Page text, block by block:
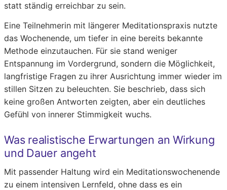
statt ständig erreichbar zu sein.
Eine Teilnehmerin mit längerer Meditationspraxis nutzte
das Wochenende, um tiefer in eine bereits bekannte
Methode einzutauchen. Für sie stand weniger
Entspannung im Vordergrund, sondern die Möglichkeit,
langfristige Fragen zu ihrer Ausrichtung immer wieder im
stillen Sitzen zu beleuchten. Sie beschrieb, dass sich
keine großen Antworten zeigten, aber ein deutliches
Gefühl von innerer Stimmigkeit wuchs.
Was realistische Erwartungen an Wirkung
und Dauer angeht
Mit passender Haltung wird ein Meditationswochenende
zu einem intensiven Lernfeld, ohne dass es ein